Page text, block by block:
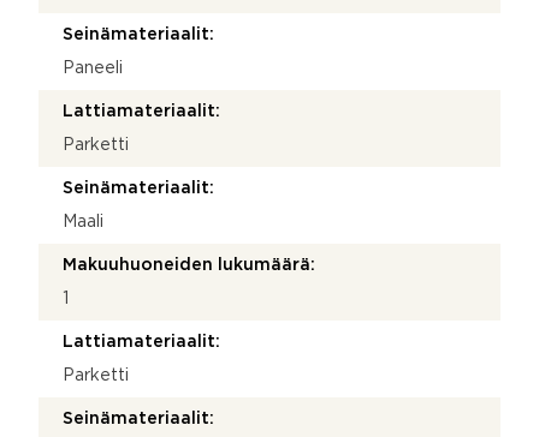
Seinämateriaalit:
Paneeli
Lattiamateriaalit:
Parketti
Seinämateriaalit:
Maali
Makuuhuoneiden lukumäärä:
Lattiamateriaalit:
Parketti
Seinämateriaalit: